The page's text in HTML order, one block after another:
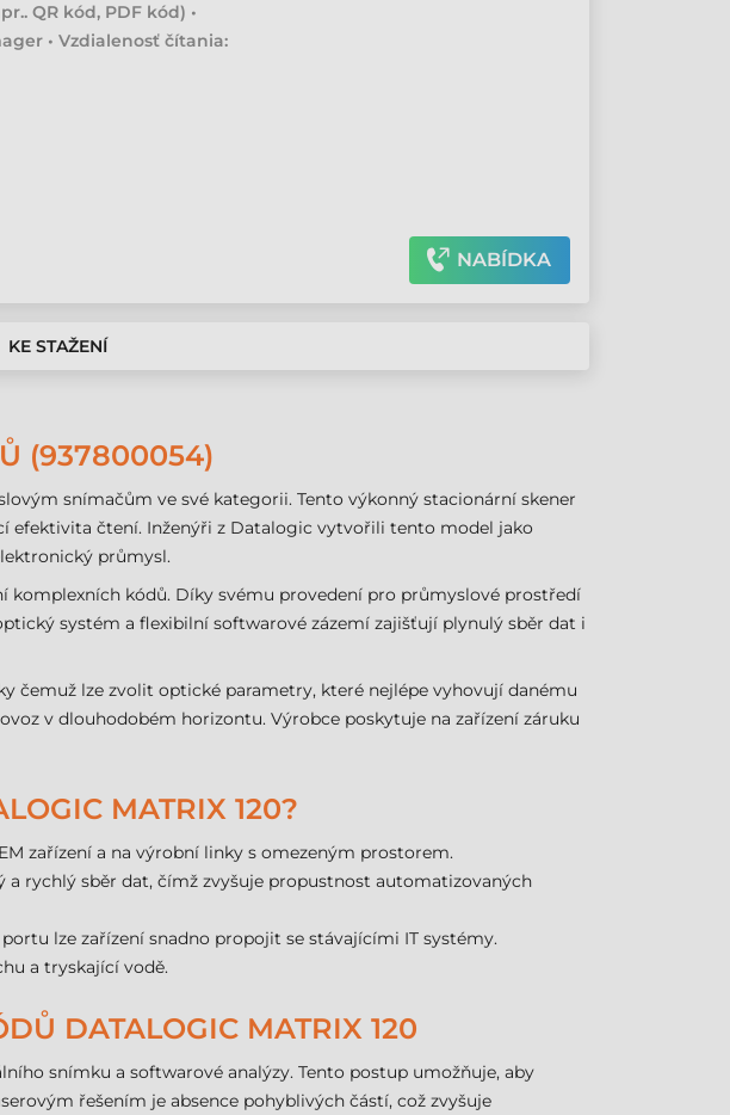
QR kód, PDF kód) •
• Vzdialenosť čítania:
NABÍDKA
KE STAŽENÍ
(937800054)
snímačům ve své kategorii. Tento výkonný stacionární skener
efektivita čtení. Inženýři z Datalogic vytvořili tento model jako
průmysl.
komplexních kódů. Díky svému provedení pro průmyslové prostředí
systém a flexibilní softwarové zázemí zajišťují plynulý sběr dat i
čemuž lze zvolit optické parametry, které nejlépe vyhovují danému
v dlouhodobém horizontu. Výrobce poskytuje na zařízení záruku
MATRIX 120?
zařízení a na výrobní linky s omezeným prostorem.
rychlý sběr dat, čímž zvyšuje propustnost automatizovaných
lze zařízení snadno propojit se stávajícími IT systémy.
a tryskající vodě.
DATALOGIC MATRIX 120
snímku a softwarové analýzy. Tento postup umožňuje, aby
řešením je absence pohyblivých částí, což zvyšuje